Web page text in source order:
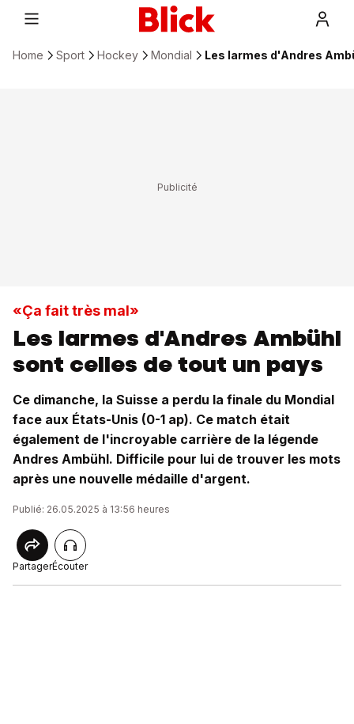
Home Sport Hockey Mondial Les larmes d'Andres
«Ça fait très mal»
Les larmes d'Andres Ambühl
sont celles de tout un pays
Ce dimanche, la Suisse a perdu la finale du Mondial
face aux États-Unis (0-1 ap). Ce match était
également de l'incroyable carrière de la légende
Andres Ambühl. Difficile pour lui de trouver les mots
après une nouvelle médaille d'argent.
Publié: 26.05.2025 à 13:56 heures
PartagerÉcouter